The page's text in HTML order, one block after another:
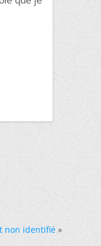
non identifié »